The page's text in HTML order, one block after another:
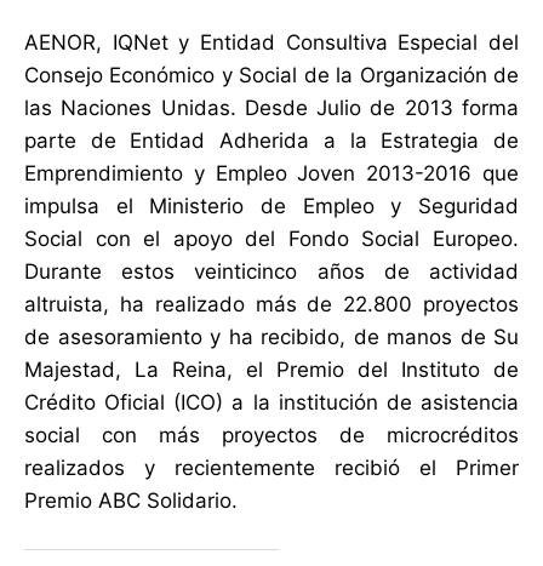
AENOR, IQNet y Entidad Consultiva Especial del
Consejo Económico y Social de la Organización de
las Naciones Unidas. Desde Julio de 2013 forma
parte de Entidad Adherida a la Estrategia de
Emprendimiento y Empleo Joven 2013-2016 que
impulsa el Ministerio de Empleo y Seguridad
Social con el apoyo del Fondo Social Europeo.
Durante estos veinticinco años de actividad
altruista, ha realizado más de 22.800 proyectos
de asesoramiento y ha recibido, de manos de Su
Majestad, La Reina, el Premio del Instituto de
Crédito Oficial (ICO) a la institución de asistencia
social con más proyectos de microcréditos
realizados y recientemente recibió el Primer
Premio ABC Solidario.